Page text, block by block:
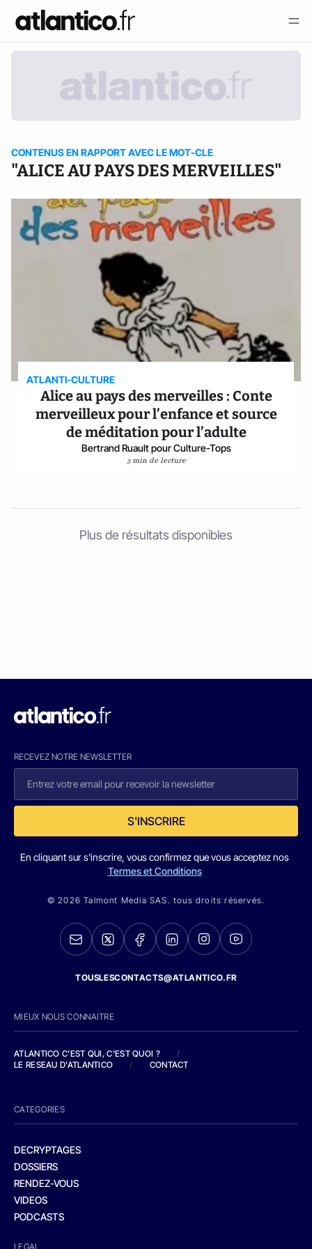
CONTENUS EN RAPPORT AVEC LE MOT-CLE
"ALICE AU PAYS DES MERVEILLES"
ATLANTI-CULTURE
Alice au pays des merveilles : Conte
merveilleux pour l’enfance et source
de méditation pour l’adulte
Bertrand Ruault pour Culture-Tops
3 min de lecture
Plus de résultats disponibles
RECEVEZ NOTRE NEWSLETTER
S'INSCRIRE
En cliquant sur s'inscrire, vous confirmez que vous acceptez nos
Termes et Conditions
© 2026 Talmont Media SAS. tous droits réservés.
TOUSLESCONTACTS@ATLANTICO.FR
MIEUX NOUS CONNAITRE
ATLANTICO C'EST QUI, C'EST QUOI ?
/
LE RESEAU D'ATLANTICO
/ CONTACT
CATEGORIES
DECRYPTAGES
DOSSIERS
RENDEZ-VOUS
VIDEOS
PODCASTS
LEGAL